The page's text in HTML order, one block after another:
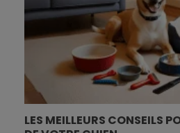
LES MEILLEURS CONSEILS